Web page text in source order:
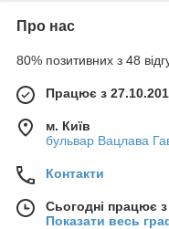
Про нас
80% позитивних з 48
Працює з
м. Київ
бульвар Вацлава
Контакти
Сьогодні працює
Показати весь